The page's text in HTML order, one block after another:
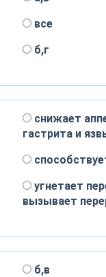
все
б,г
снижает
гастрита и
угнетает
вызывает
б,в